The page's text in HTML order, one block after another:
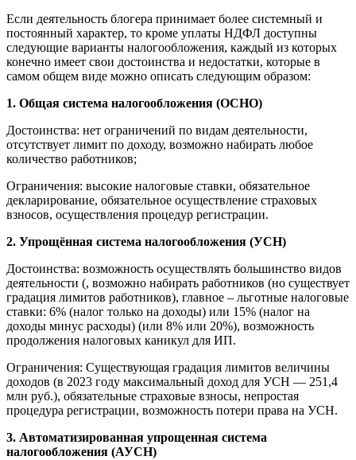
Если деятельность блогера принимает более системный и
постоянный характер, то кроме уплаты НДФЛ доступны
следующие варианты налогообложения, каждый из которых
конечно имеет свои достоинства и недостатки, которые в
самом общем виде можно описать следующим образом:
1. Общая система налогообложения (ОСНО)
Достоинства: нет ограничений по видам деятельности,
отсутствует лимит по доходу, возможно набирать любое
количество работников;
Ограничения: высокие налоговые ставки, обязательное
декларирование, обязательное осуществление страховых
взносов, осуществления процедур регистрации.
2. Упрощённая система налогообложения (УСН)
Достоинства: возможность осуществлять большинство видов
деятельности (, возможно набирать работников (но существует
градация лимитов работников), главное – льготные налоговые
ставки: 6% (налог только на доходы) или 15% (налог на
доходы минус расходы) (или 8% или 20%), возможность
продолжения налоговых каникул для ИП.
Ограничения: Существующая градация лимитов величины
доходов (в 2023 году максимальный доход для УСН — 251,4
млн руб.), обязательные страховые взносы, непростая
процедура регистрации, возможность потери права на УСН.
3. Автоматизированная упрощенная система
налогообложения (АУСН)